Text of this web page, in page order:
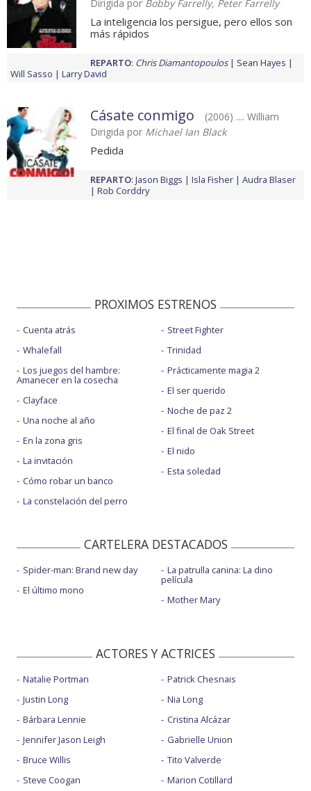
Dirigida por Bobby Farrelly, Peter Farrelly
La inteligencia los persigue, pero ellos son
más rápidos
REPARTO: Chris Diamantopoulos
Sean Hayes
Will Sasso
Larry David
Cásate conmigo
(2006) .... William
Dirigida por Michael Ian Black
Pedida
REPARTO: Jason Biggs Isla Fisher
Audra Blaser
Rob Corddry
PROXIMOS ESTRENOS
Cuenta atrás
Whalefall
Los juegos del hambre:
Amanecer en la cosecha
Clayface
Una noche al año
En la zona gris
La invitación
Cómo robar un banco
La constelación del perro
Street Fighter
Trinidad
Prácticamente magia 2
El ser querido
Noche de paz 2
El final de Oak Street
El nido
Esta soledad
CARTELERA DESTACADOS
Spider-man: Brand new day
El último mono
La patrulla canina: La dino
película
Mother Mary
ACTORES Y ACTRICES
Natalie Portman
Justin Long
Bárbara Lennie
Jennifer Jason Leigh
Bruce Willis
Steve Coogan
Patrick Chesnais
Nia Long
Cristina Alcázar
Gabrielle Union
Tito Valverde
Marion Cotillard